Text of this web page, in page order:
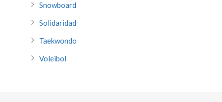
Snowboard
Solidaridad
Taekwondo
Voleibol